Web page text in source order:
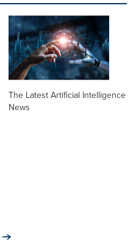
The Latest Artificial Intelligence
News